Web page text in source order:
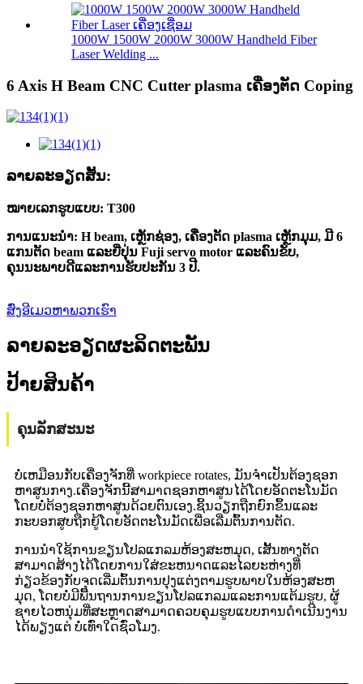
1000W 1500W 2000W 3000W Handheld Fiber
Laser Welding ...
6 Axis H Beam CNC Cutter plasma ເຄື່ອງຕັດ Coping
ລາຍ​ລະ​ອຽດ​ສັ້ນ​:
ໝາຍເລກຮູບແບບ: T300
ການແນະນໍາ: H beam, ເຫຼັກຊ່ອງ, ເຄື່ອງຕັດ plasma ເຫຼັກມຸມ, ມີ 6
ແກນຕັດ beam ແລະຍີ່ປຸ່ນ Fuji servo motor ແລະຄົນຂັບ,
ຄຸນນະພາບດີແລະການຮັບປະກັນ 3 ປີ.
ສົ່ງອີເມວຫາພວກເຮົາ
ລາຍລະອຽດຜະລິດຕະພັນ
ປ້າຍສິນຄ້າ
ຄຸນ​ລັກ​ສະ​ນະ
ບໍ່ເຫມືອນກັບເຄື່ອງຈັກທີ່ workpiece rotates, ມັນຈໍາເປັນຕ້ອງຊອກ
ຫາສູນກາງ.ເຄື່ອງຈັກນີ້ສາມາດຊອກຫາສູນໄດ້ໂດຍອັດຕະໂນມັດ
ໂດຍບໍ່ຕ້ອງຊອກຫາສູນດ້ວຍຕົນເອງ.ຊິ້ນວຽກຖືກຍົກຂຶ້ນແລະ
ກະບອກສູບຖືກຍູ້ໂດຍອັດຕະໂນມັດເພື່ອເລີ່ມຕົ້ນການຕັດ.
ການນໍາໃຊ້ການຂຽນໂປລແກລມຫ້ອງສະຫມຸດ, ເສັ້ນທາງຕັດ
ສາມາດສ້າງໄດ້ໂດຍການໃສ່ຂະຫນາດແລະໄລຍະຫ່າງທີ່
ກ່ຽວຂ້ອງກັບຈຸດເລີ່ມຕົ້ນການປຸງແຕ່ງຕາມຮູບພາບໃນຫ້ອງສະຫ
ມຸດ, ໂດຍບໍ່ມີພື້ນຖານການຂຽນໂປລແກລມແລະການແຕ້ມຮູບ, ຜູ້
ຊາຍໄວຫນຸ່ມທີ່ສະຫຼາດສາມາດຄວບຄຸມຮູບແບບການດໍາເນີນງານ
ໄດ້ພຽງແຕ່ ບໍ່ເທົ່າໃດຊົ່ວໂມງ.